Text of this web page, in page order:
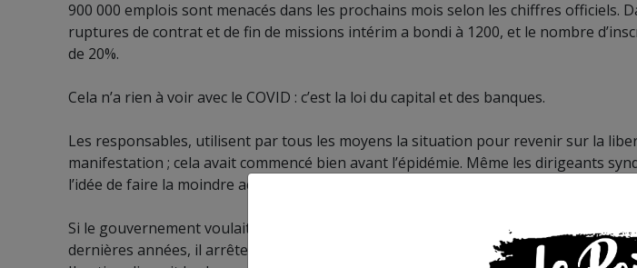
900 000 emplois sont menacés dans les prochains mois selon les chiffres officiels.
ruptures de contrat et de fin de missions intérim a bondi à 1200, et le nombre
de 20%.
Cela n’a rien à voir avec le COVID : c’est la loi du capital et des banques.
Les responsables, utilisent par tous les moyens la situation pour revenir sur la
manifestation ; cela avait commencé bien avant l’épidémie. Même les dirigeants
l’idée de faire la moindre action sérieuse qui pourrait remettre en cause la politique
Si le gouvernement voulait vraiment nous protéger, alors il rouvrirait les services
dernières années, il arrêterait de supprimer des lits d’hôpitaux. Il interdirait les